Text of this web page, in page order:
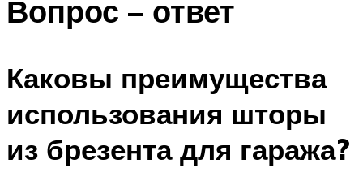
Вопрос – ответ
Каковы преимущества
использования шторы
из брезента для гаража?